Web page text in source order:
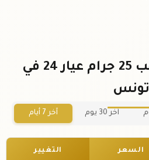
سعر سبيكة ذهب 25 جرام عيار 24 في
تونس
آخر 30 يوم آخر 7 أيام
السعر التغيير